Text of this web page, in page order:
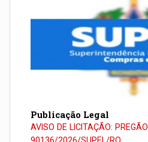
Publicação Legal
AVISO DE LICITAÇÃO: